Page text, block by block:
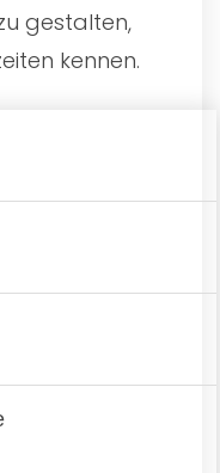
gestalten,
kennen.